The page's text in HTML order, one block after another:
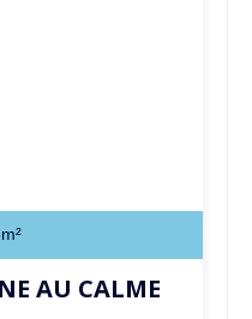
AU CALME